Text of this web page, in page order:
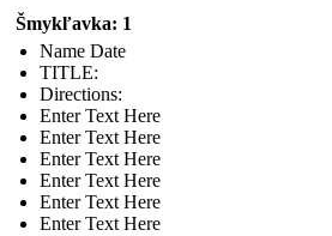
Šmykľavka: 1
Name Date
TITLE :
Directions:
Enter Text Here
Enter Text Here
Enter Text Here
Enter Text Here
Enter Text Here
Enter Text Here